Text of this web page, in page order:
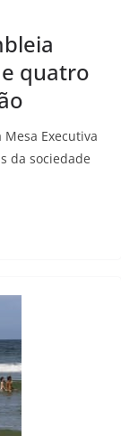
quatro
Executiva
da sociedade